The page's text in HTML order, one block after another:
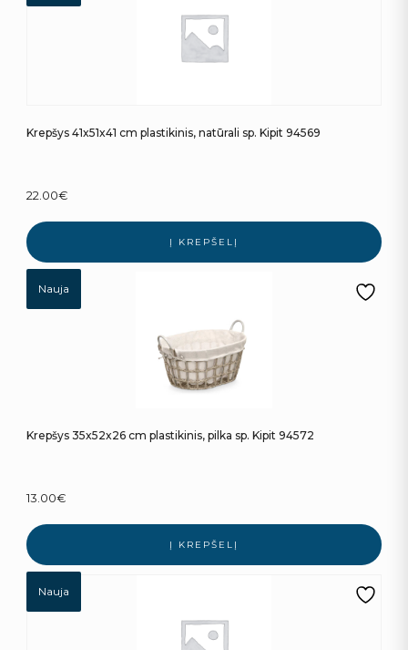
Krepšys 41x51x41 cm plastikinis, natūrali sp. Kipit 94569
22.00€
Į KREPŠELĮ
Nauja
Krepšys 35x52x26 cm plastikinis, pilka sp. Kipit 94572
13.00€
Į KREPŠELĮ
Nauja